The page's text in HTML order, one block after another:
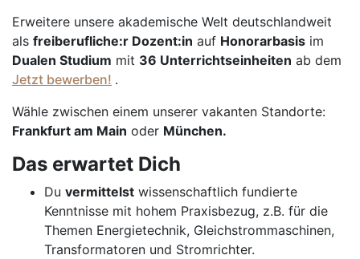
Erweitere unsere akademische Welt deutschlandweit
als freiberufliche:r Dozent:in auf Honorarbasis im
Dualen Studium mit 36 Unterrichtseinheiten ab dem
Jetzt bewerben! .
Wähle zwischen einem unserer vakanten Standorte:
Frankfurt am Main oder München.
Das erwartet Dich
Du vermittelst wissenschaftlich fundierte
Kenntnisse mit hohem Praxisbezug, z.B. für die
Themen Energietechnik, Gleichstrommaschinen,
Transformatoren und Stromrichter.